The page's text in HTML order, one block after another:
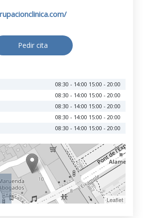
Pedir cita
08:30 - 14:00 15:00 - 20:00
08:30 - 14:00 15:00 - 20:00
08:30 - 14:00 15:00 - 20:00
08:30 - 14:00 15:00 - 20:00
08:30 - 14:00 15:00 - 20:00
Leaflet